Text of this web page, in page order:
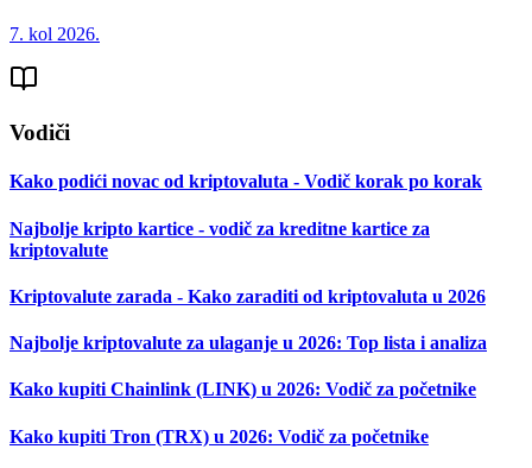
7. kol 2026.
Vodiči
Kako podići novac od kriptovaluta - Vodič korak po korak
Najbolje kripto kartice - vodič za kreditne kartice za
kriptovalute
Kriptovalute zarada - Kako zaraditi od kriptovaluta u 2026
Najbolje kriptovalute za ulaganje u 2026: Top lista i analiza
Kako kupiti Chainlink (LINK) u 2026: Vodič za početnike
Kako kupiti Tron (TRX) u 2026: Vodič za početnike